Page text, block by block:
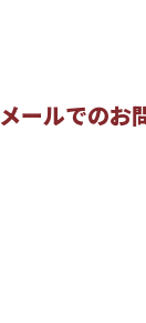
メールでのお